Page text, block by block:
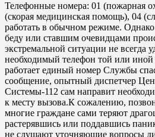
Телефонные номера: 01 (пожарная
(скорая медицинская помощь), 04
работать в обычном режиме.
беду или ставшим очевидцами
экстремальной ситуации не всегда
необходимый телефон той или
работает единый номер Службы
сообщение, опытный диспетчер
Системы-112 сам направит
к месту вызова.К сожалению,
многие граждане сами теряют
растерявшись или поддавшись
не слушают уточняющие вопросы